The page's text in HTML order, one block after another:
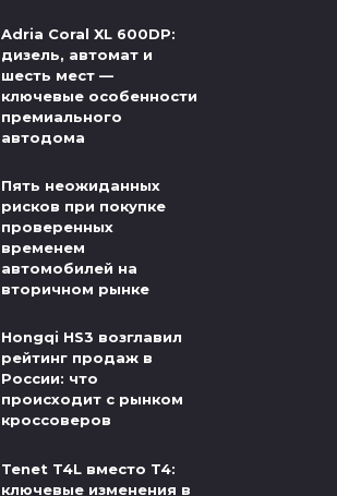
Adria Coral XL 600DP:
дизель, автомат и
шесть мест —
ключевые особенности
премиального
автодома
Пять неожиданных
рисков при покупке
проверенных
временем
автомобилей на
вторичном рынке
Hongqi HS3 возглавил
рейтинг продаж в
России: что
происходит с рынком
кроссоверов
Tenet T4L вместо T4:
ключевые изменения в